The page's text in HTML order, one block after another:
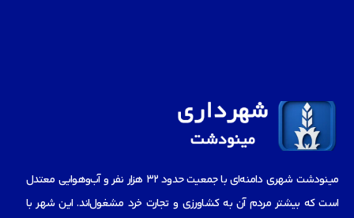
مینودشت شهری دامنه‌ای با جمعیت حدود ۳۲ هزار نفر و آب‌و‌هوایی معتدل
است که بیشتر مردم آن به کشاورزی و تجارت خرد مشغول‌اند. این شهر با